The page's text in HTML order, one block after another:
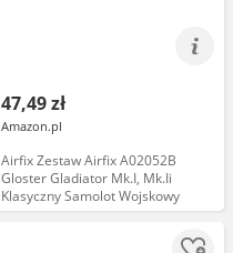
47,49 zł
Amazon.pl
Airfix Zestaw Airfix A02052B
Gloster Gladiator Mk.I, Mk.Ii
Klasyczny Samolot Wojskowy